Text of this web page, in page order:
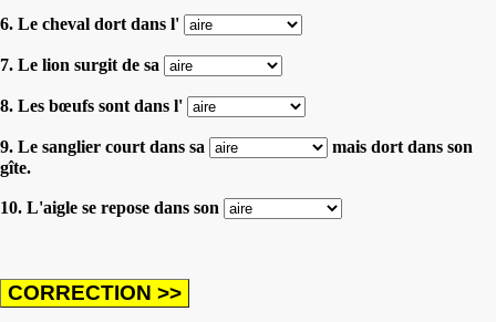
6. Le cheval dort dans l'
7. Le lion surgit de sa
8. Les bœufs sont dans l'
9. Le sanglier court dans sa
mais dort dans son
gîte.
10. L'aigle se repose dans son